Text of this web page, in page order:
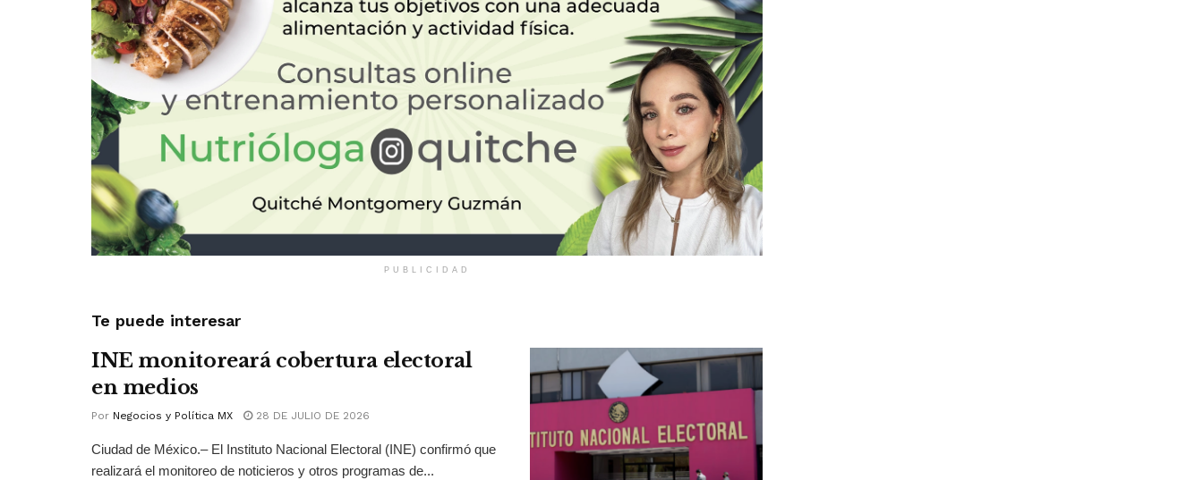
PUBLICIDAD
Te puede interesar
INE monitoreará cobertura electoral
en medios
Por Negocios y Política MX 28 DE JULIO DE 2026
Ciudad de México.– El Instituto Nacional Electoral (INE) confirmó que
realizará el monitoreo de noticieros y otros programas de...